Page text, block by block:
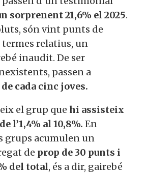
sorprenent 21,6% el 2025.
són vint punts de
relatius, un
inaudit. De ser
passen a
cada cinc joves.
el grup que hi assisteix
l’1,4% al 10,8%. En
grups acumulen un
de prop de 30 punts i
del total, és a dir, gairebé